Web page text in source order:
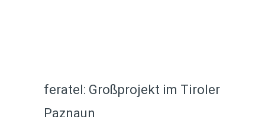
feratel: Großprojekt im Tiroler
Paznaun